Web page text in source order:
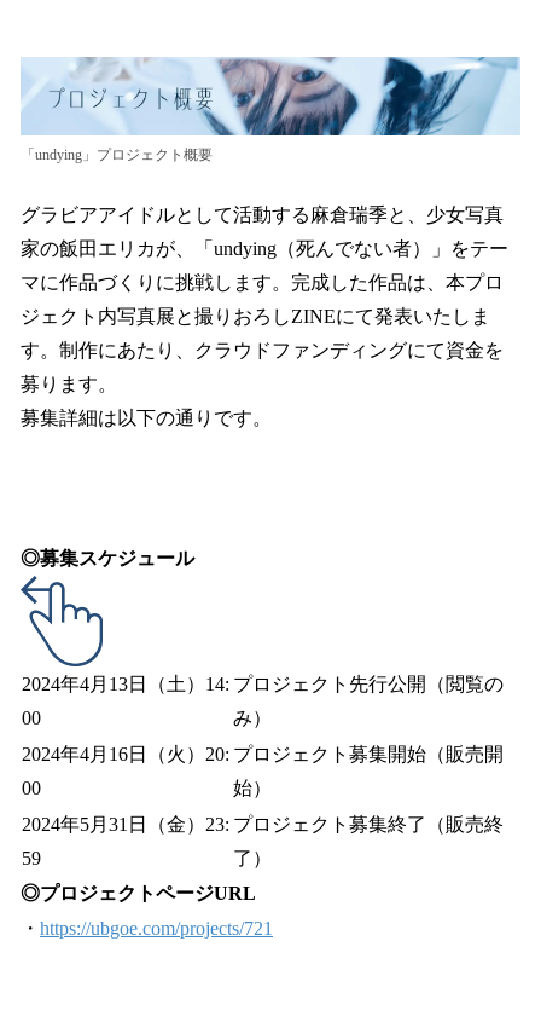
「undying」プロジェクト概要
グラビアアイドルとして活動する麻倉瑞季と、少女写真
家の飯田エリカが、「undying（死んでない者）」をテー
マに作品づくりに挑戦します。完成した作品は、本プロ
ジェクト内写真展と撮りおろしZINEにて発表いたしま
す。制作にあたり、クラウドファンディングにて資金を
募ります。
募集詳細は以下の通りです。
◎募集スケジュール
2024年4月13日（土）14:
00
プロジェクト先行公開（閲覧の
み）
2024年4月16日（火）20:
00
プロジェクト募集開始（販売開
始）
2024年5月31日（金）23:
59
プロジェクト募集終了（販売終
了）
◎プロジェクトページURL
・ https://ubgoe.com/projects/721